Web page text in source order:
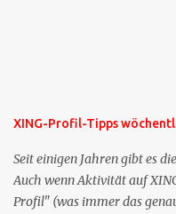
XING-Profil-Tipps
Seit einigen Jahren gibt es
Auch wenn Aktivität auf
Profil" (was immer das